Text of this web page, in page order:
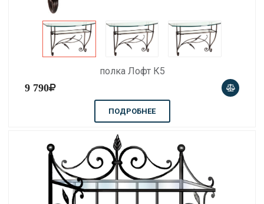
полка Лофт К5
9 790
ПОДРОБНЕЕ